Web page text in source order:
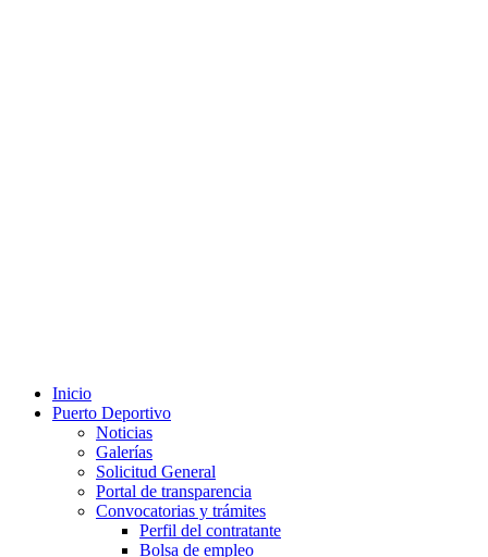
Inicio
Puerto Deportivo
Noticias
Galerías
Solicitud General
Portal de transparencia
Convocatorias y trámites
Perfil del contratante
Bolsa de empleo